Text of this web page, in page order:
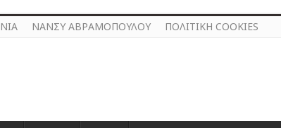
ΝΑΝΣΥ ΑΒΡΑΜΟΠΟΥΛΟΥ ΠΟΛΙΤΙΚΗ COOKIES